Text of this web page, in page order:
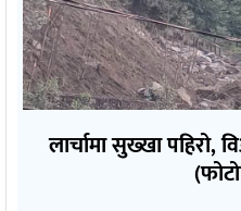
लार्चामा सुख्खा पहिरो,